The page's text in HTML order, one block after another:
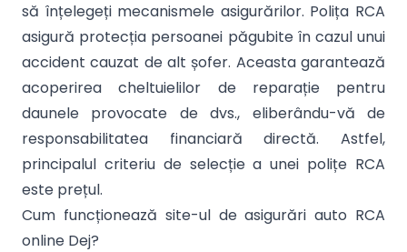
să înțelegeți mecanismele asigurărilor. Polița RCA
asigură protecția persoanei păgubite în cazul unui
accident cauzat de alt șofer. Aceasta garantează
acoperirea cheltuielilor de reparație pentru
daunele provocate de dvs., eliberându-vă de
responsabilitatea financiară directă. Astfel,
principalul criteriu de selecție a unei polițe RCA
este prețul.
Cum funcționează site-ul de asigurări auto RCA
online Dej?